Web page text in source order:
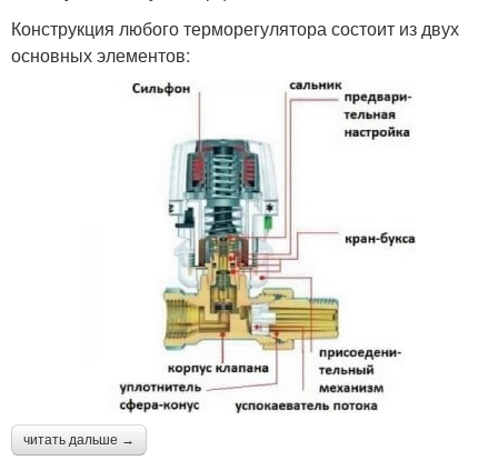
Конструкция любого терморегулятора состоит из двух
основных элементов:
читать дальше →